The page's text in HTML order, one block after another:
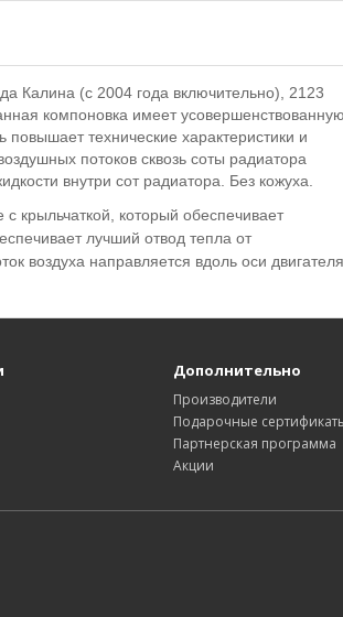
Калина (с 2004 года включительно), 2123
компоновка имеет усовершенствованную
технические характеристики и
потоков сквозь соты радиатора
внутри сот радиатора. Без кожуха.
крыльчаткой, который обеспечивает
лучший отвод тепла от
воздуха направляется вдоль оси
Дополнительно
Производители
Подарочные
Партнерская программа
Акции